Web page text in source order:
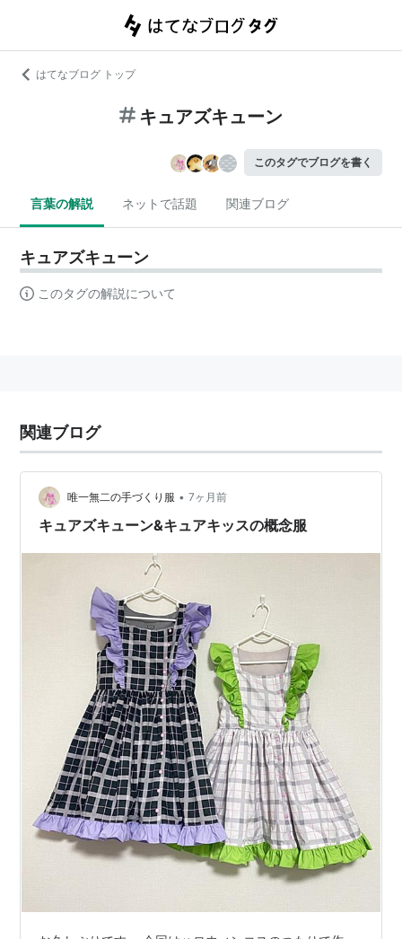
はてなブログ トップ
キュアズキューン
このタグでブログを書く
言葉の解説 ネットで話題 関連ブログ
キュアズキューン
このタグの解説について
関連ブログ
唯一無二の手づくり服 • 7ヶ月前
キュアズキューン&キュアキッスの概念服